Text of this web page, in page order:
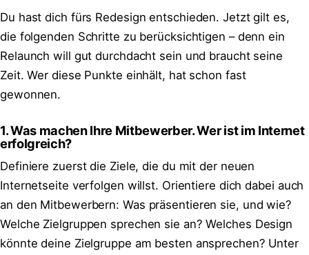
Du hast dich fürs Redesign entschieden. Jetzt gilt es,
die folgenden Schritte zu berücksichtigen – denn ein
Relaunch will gut durchdacht sein und braucht seine
Zeit. Wer diese Punkte einhält, hat schon fast
gewonnen.
1. Was machen Ihre Mitbewerber. Wer ist im Internet
erfolgreich?
Definiere zuerst die Ziele, die du mit der neuen
Internetseite verfolgen willst. Orientiere dich dabei auch
an den Mitbewerbern: Was präsentieren sie, und wie?
Welche Zielgruppen sprechen sie an? Welches Design
könnte deine Zielgruppe am besten ansprechen? Unter